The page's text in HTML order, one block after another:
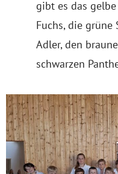
gibt es das
Fuchs, die grüne
Adler, den
schwarzen